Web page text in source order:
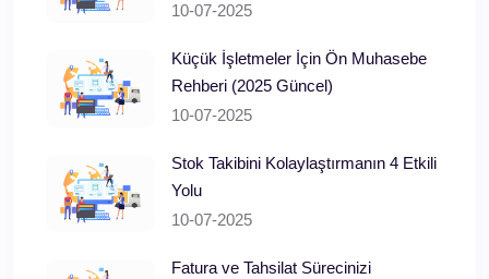
10-07-2025
Küçük İşletmeler İçin Ön Muhasebe
Rehberi (2025 Güncel)
10-07-2025
Stok Takibini Kolaylaştırmanın 4 Etkili
Yolu
10-07-2025
Fatura ve Tahsilat Sürecinizi